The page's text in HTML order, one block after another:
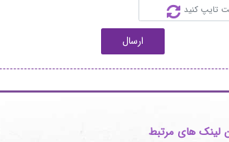
ارسال
لینک های مرتبط